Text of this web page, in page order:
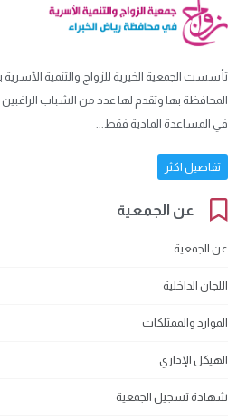
تأسست الجمعية الخيرية للزواج والتنمية الأسرية
المحافظة بها وتقدم لها عدد من الشباب
في المساعدة المادية فقط...
تفاصيل اكثر
عن الجمعية
عن الجمعية
اللجان الداخلية
الموارد والممتلكات
الهيكل الإداري
شهادة تسجيل الجمعية